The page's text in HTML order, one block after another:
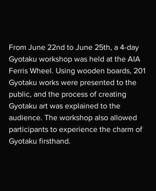
From June 22nd to June 25th, a 4-day
Gyotaku workshop was held at the AIA
Ferris Wheel. Using wooden boards, 201
Gyotaku works were presented to the
public, and the process of creating
Gyotaku art was explained to the
audience. The workshop also allowed
participants to experience the charm of
Gyotaku firsthand.